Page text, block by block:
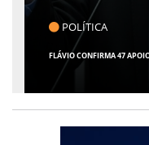
CLICK INDICA
GIRO POR SERGIPE,